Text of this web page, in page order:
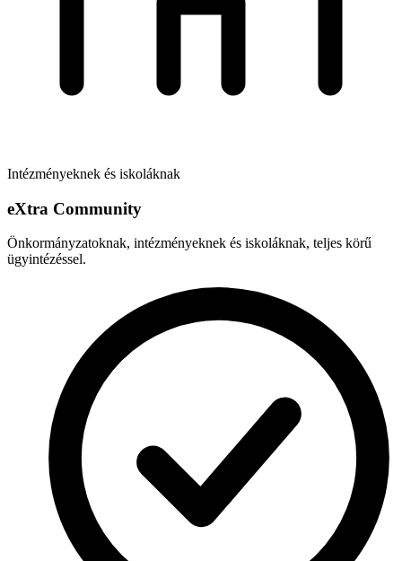
Intézményeknek és iskoláknak
eXtra Community
Önkormányzatoknak, intézményeknek és iskoláknak, teljes körű
ügyintézéssel.